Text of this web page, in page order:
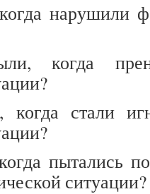
нарушили
когда
стали
пытались
ситуации?